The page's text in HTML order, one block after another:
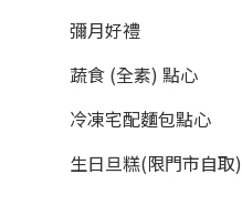
彌月好禮
蔬食 (全素) 點心
冷凍宅配麵包點心
生日旦糕(限門市自取)